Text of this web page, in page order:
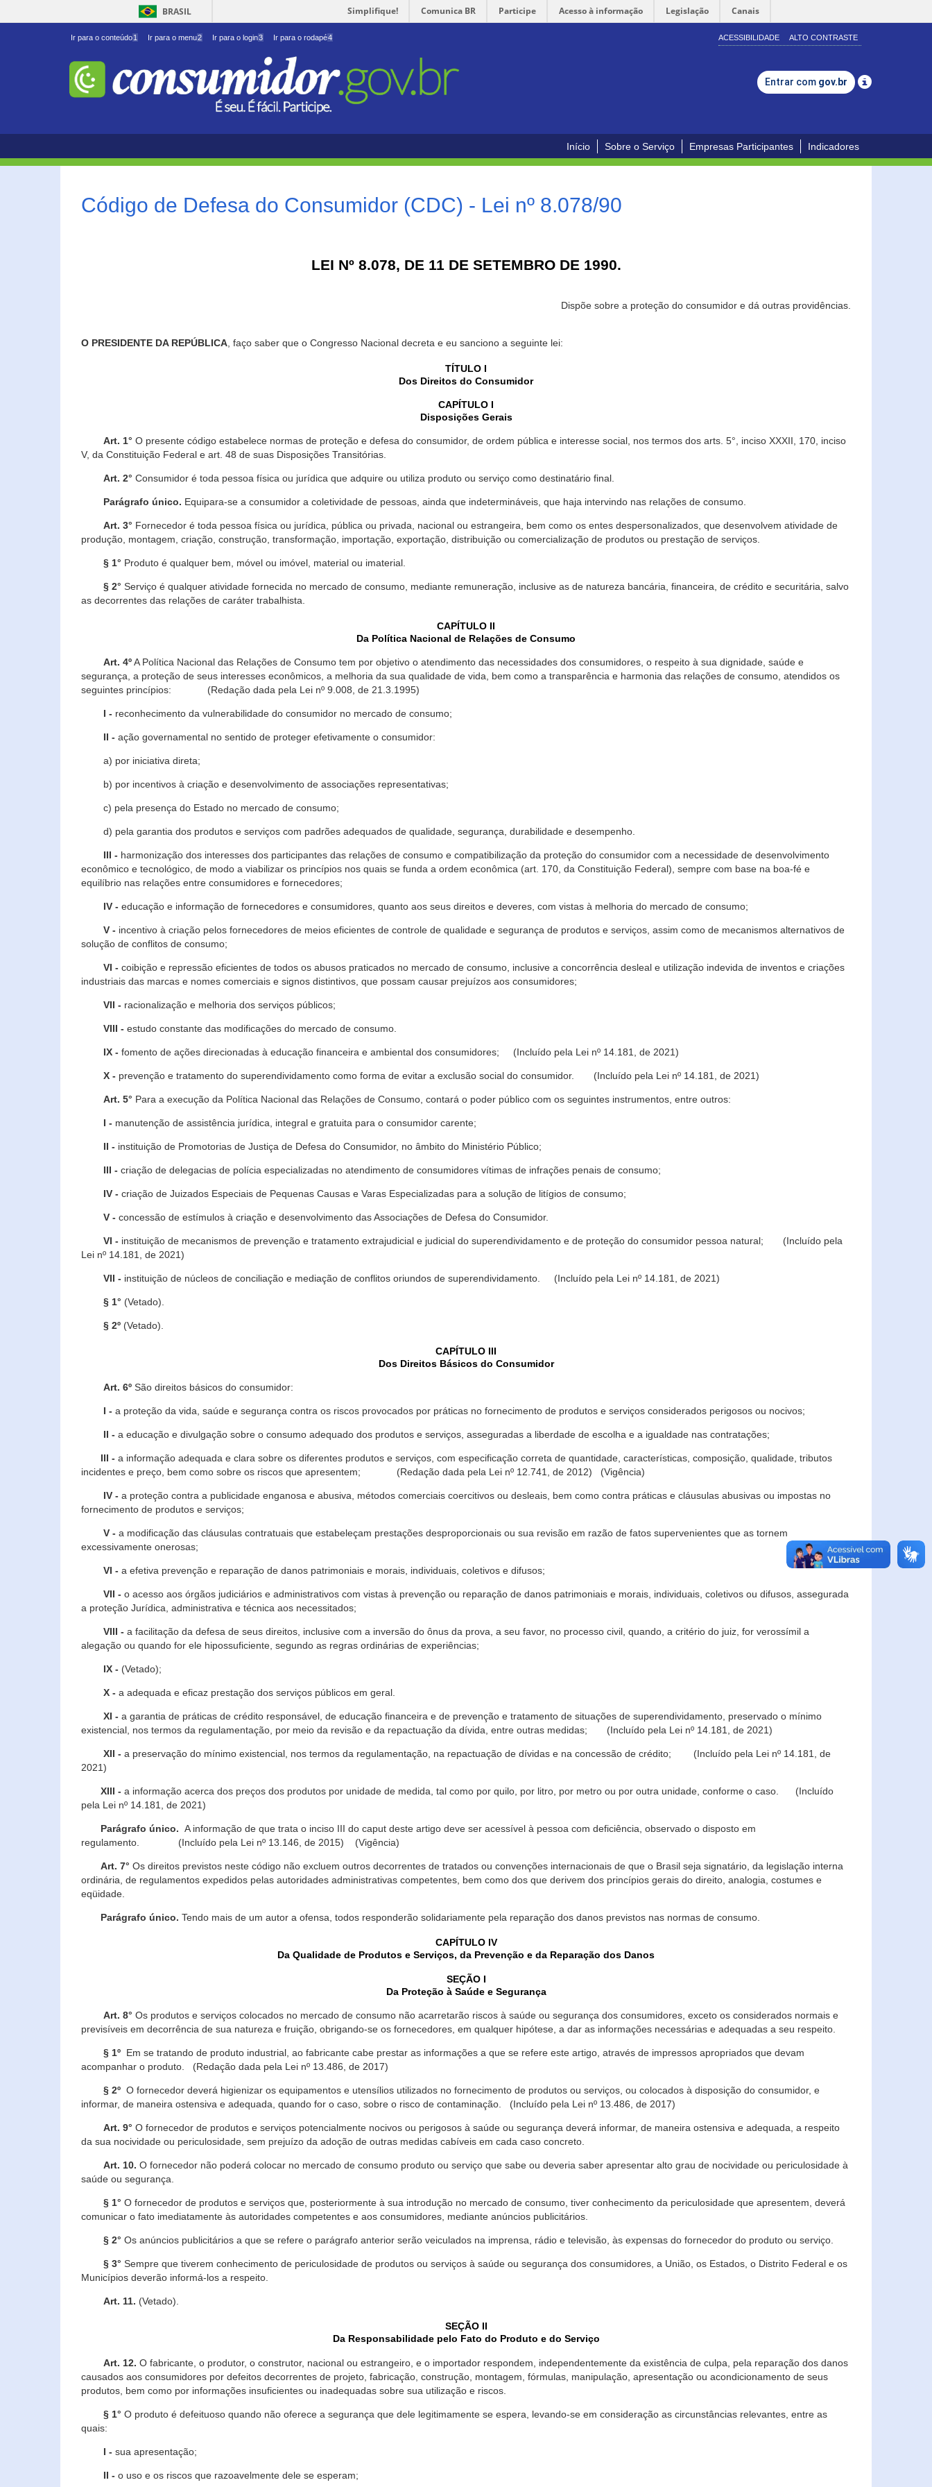
BRASIL Simplifique! Comunica BR Participe Acesso à informação Legislação Canais
Ir para o conteúdo1 Ir para o menu2 Ir para o login3 Ir para o rodapé4 ACESSIBILIDADE ALTO CONTRASTE
Entrar com gov.br
Início Sobre o Serviço Empresas Participantes Indicadores
Código de Defesa do Consumidor (CDC) - Lei nº 8.078/90
LEI Nº 8.078, DE 11 DE SETEMBRO DE 1990.
Dispõe sobre a proteção do consumidor e dá outras providências.
O PRESIDENTE DA REPÚBLICA, faço saber que o Congresso Nacional decreta e eu sanciono a seguinte lei:
TÍTULO I
Dos Direitos do Consumidor
CAPÍTULO I
Disposições Gerais
Art. 1° O presente código estabelece normas de proteção e defesa do consumidor, de ordem pública e interesse social, nos termos dos arts. 5°, inciso XXXII, 170, inciso
V, da Constituição Federal e art. 48 de suas Disposições Transitórias.
Art. 2° Consumidor é toda pessoa física ou jurídica que adquire ou utiliza produto ou serviço como destinatário final.
Parágrafo único. Equipara-se a consumidor a coletividade de pessoas, ainda que indetermináveis, que haja intervindo nas relações de consumo.
Art. 3° Fornecedor é toda pessoa física ou jurídica, pública ou privada, nacional ou estrangeira, bem como os entes despersonalizados, que desenvolvem atividade de
produção, montagem, criação, construção, transformação, importação, exportação, distribuição ou comercialização de produtos ou prestação de serviços.
§ 1° Produto é qualquer bem, móvel ou imóvel, material ou imaterial.
§ 2° Serviço é qualquer atividade fornecida no mercado de consumo, mediante remuneração, inclusive as de natureza bancária, financeira, de crédito e securitária, salvo
as decorrentes das relações de caráter trabalhista.
CAPÍTULO II
Da Política Nacional de Relações de Consumo
Art. 4ºA Política Nacional das Relações de Consumo tem por objetivo o atendimento das necessidades dos consumidores, o respeito à sua dignidade, saúde e
segurança, a proteção de seus interesses econômicos, a melhoria da sua qualidade de vida, bem como a transparência e harmonia das relações de consumo, atendidos os
seguintes princípios: (Redação dada pela Lei nº 9.008, de 21.3.1995)
I - reconhecimento da vulnerabilidade do consumidor no mercado de consumo;
II - ação governamental no sentido de proteger efetivamente o consumidor:
a) por iniciativa direta;
b) por incentivos à criação e desenvolvimento de associações representativas;
c) pela presença do Estado no mercado de consumo;
d) pela garantia dos produtos e serviços com padrões adequados de qualidade, segurança, durabilidade e desempenho.
III - harmonização dos interesses dos participantes das relações de consumo e compatibilização da proteção do consumidor com a necessidade de desenvolvimento
econômico e tecnológico, de modo a viabilizar os princípios nos quais se funda a ordem econômica (art. 170, da Constituição Federal), sempre com base na boa-fé e
equilíbrio nas relações entre consumidores e fornecedores;
IV - educação e informação de fornecedores e consumidores, quanto aos seus direitos e deveres, com vistas à melhoria do mercado de consumo;
V - incentivo à criação pelos fornecedores de meios eficientes de controle de qualidade e segurança de produtos e serviços, assim como de mecanismos alternativos de
solução de conflitos de consumo;
VI - coibição e repressão eficientes de todos os abusos praticados no mercado de consumo, inclusive a concorrência desleal e utilização indevida de inventos e criações
industriais das marcas e nomes comerciais e signos distintivos, que possam causar prejuízos aos consumidores;
VII - racionalização e melhoria dos serviços públicos;
VIII - estudo constante das modificações do mercado de consumo.
IX - fomento de ações direcionadas à educação financeira e ambiental dos consumidores; (Incluído pela Lei nº 14.181, de 2021)
X - prevenção e tratamento do superendividamento como forma de evitar a exclusão social do consumidor. (Incluído pela Lei nº 14.181, de 2021)
Art. 5° Para a execução da Política Nacional das Relações de Consumo, contará o poder público com os seguintes instrumentos, entre outros:
I - manutenção de assistência jurídica, integral e gratuita para o consumidor carente;
II - instituição de Promotorias de Justiça de Defesa do Consumidor, no âmbito do Ministério Público;
III - criação de delegacias de polícia especializadas no atendimento de consumidores vítimas de infrações penais de consumo;
IV - criação de Juizados Especiais de Pequenas Causas e Varas Especializadas para a solução de litígios de consumo;
V - concessão de estímulos à criação e desenvolvimento das Associações de Defesa do Consumidor.
VI - instituição de mecanismos de prevenção e tratamento extrajudicial e judicial do superendividamento e de proteção do consumidor pessoa natural; (Incluído pela
Lei nº 14.181, de 2021)
VII - instituição de núcleos de conciliação e mediação de conflitos oriundos de superendividamento. (Incluído pela Lei nº 14.181, de 2021)
§ 1° (Vetado).
§ 2º (Vetado).
CAPÍTULO III
Dos Direitos Básicos do Consumidor
Art. 6º São direitos básicos do consumidor:
I - a proteção da vida, saúde e segurança contra os riscos provocados por práticas no fornecimento de produtos e serviços considerados perigosos ou nocivos;
II - a educação e divulgação sobre o consumo adequado dos produtos e serviços, asseguradas a liberdade de escolha e a igualdade nas contratações;
III - a informação adequada e clara sobre os diferentes produtos e serviços, com especificação correta de quantidade, características, composição, qualidade, tributos
incidentes e preço, bem como sobre os riscos que apresentem; (Redação dada pela Lei nº 12.741, de 2012) (Vigência)
IV - a proteção contra a publicidade enganosa e abusiva, métodos comerciais coercitivos ou desleais, bem como contra práticas e cláusulas abusivas ou impostas no
fornecimento de produtos e serviços;
V - a modificação das cláusulas contratuais que estabeleçam prestações desproporcionais ou sua revisão em razão de fatos supervenientes que as tornem
excessivamente onerosas;
VI - a efetiva prevenção e reparação de danos patrimoniais e morais, individuais, coletivos e difusos;
VII - o acesso aos órgãos judiciários e administrativos com vistas à prevenção ou reparação de danos patrimoniais e morais, individuais, coletivos ou difusos, assegurada
a proteção Jurídica, administrativa e técnica aos necessitados;
VIII - a facilitação da defesa de seus direitos, inclusive com a inversão do ônus da prova, a seu favor, no processo civil, quando, a critério do juiz, for verossímil a
alegação ou quando for ele hipossuficiente, segundo as regras ordinárias de experiências;
IX - (Vetado);
X - a adequada e eficaz prestação dos serviços públicos em geral.
XI - a garantia de práticas de crédito responsável, de educação financeira e de prevenção e tratamento de situações de superendividamento, preservado o mínimo
existencial, nos termos da regulamentação, por meio da revisão e da repactuação da dívida, entre outras medidas; (Incluído pela Lei nº 14.181, de 2021)
XII - a preservação do mínimo existencial, nos termos da regulamentação, na repactuação de dívidas e na concessão de crédito; (Incluído pela Lei nº 14.181, de
2021)
XIII - a informação acerca dos preços dos produtos por unidade de medida, tal como por quilo, por litro, por metro ou por outra unidade, conforme o caso. (Incluído
pela Lei nº 14.181, de 2021)
Parágrafo único. A informação de que trata o inciso III do caput deste artigo deve ser acessível à pessoa com deficiência, observado o disposto em
regulamento. (Incluído pela Lei nº 13.146, de 2015) (Vigência)
Art. 7° Os direitos previstos neste código não excluem outros decorrentes de tratados ou convenções internacionais de que o Brasil seja signatário, da legislação interna
ordinária, de regulamentos expedidos pelas autoridades administrativas competentes, bem como dos que derivem dos princípios gerais do direito, analogia, costumes e
eqüidade.
Parágrafo único. Tendo mais de um autor a ofensa, todos responderão solidariamente pela reparação dos danos previstos nas normas de consumo.
CAPÍTULO IV
Da Qualidade de Produtos e Serviços, da Prevenção e da Reparação dos Danos
SEÇÃO I
Da Proteção à Saúde e Segurança
Art. 8° Os produtos e serviços colocados no mercado de consumo não acarretarão riscos à saúde ou segurança dos consumidores, exceto os considerados normais e
previsíveis em decorrência de sua natureza e fruição, obrigando-se os fornecedores, em qualquer hipótese, a dar as informações necessárias e adequadas a seu respeito.
§ 1º Em se tratando de produto industrial, ao fabricante cabe prestar as informações a que se refere este artigo, através de impressos apropriados que devam
acompanhar o produto. (Redação dada pela Lei nº 13.486, de 2017)
§ 2º O fornecedor deverá higienizar os equipamentos e utensílios utilizados no fornecimento de produtos ou serviços, ou colocados à disposição do consumidor, e
informar, de maneira ostensiva e adequada, quando for o caso, sobre o risco de contaminação. (Incluído pela Lei nº 13.486, de 2017)
Art. 9° O fornecedor de produtos e serviços potencialmente nocivos ou perigosos à saúde ou segurança deverá informar, de maneira ostensiva e adequada, a respeito
da sua nocividade ou periculosidade, sem prejuízo da adoção de outras medidas cabíveis em cada caso concreto.
Art. 10. O fornecedor não poderá colocar no mercado de consumo produto ou serviço que sabe ou deveria saber apresentar alto grau de nocividade ou periculosidade à
saúde ou segurança.
§ 1° O fornecedor de produtos e serviços que, posteriormente à sua introdução no mercado de consumo, tiver conhecimento da periculosidade que apresentem, deverá
comunicar o fato imediatamente às autoridades competentes e aos consumidores, mediante anúncios publicitários.
§ 2° Os anúncios publicitários a que se refere o parágrafo anterior serão veiculados na imprensa, rádio e televisão, às expensas do fornecedor do produto ou serviço.
§ 3° Sempre que tiverem conhecimento de periculosidade de produtos ou serviços à saúde ou segurança dos consumidores, a União, os Estados, o Distrito Federal e os
Municípios deverão informá-los a respeito.
Art. 11. (Vetado).
SEÇÃO II
Da Responsabilidade pelo Fato do Produto e do Serviço
Art. 12. O fabricante, o produtor, o construtor, nacional ou estrangeiro, e o importador respondem, independentemente da existência de culpa, pela reparação dos danos
causados aos consumidores por defeitos decorrentes de projeto, fabricação, construção, montagem, fórmulas, manipulação, apresentação ou acondicionamento de seus
produtos, bem como por informações insuficientes ou inadequadas sobre sua utilização e riscos.
§ 1° O produto é defeituoso quando não oferece a segurança que dele legitimamente se espera, levando-se em consideração as circunstâncias relevantes, entre as
quais:
I - sua apresentação;
II - o uso e os riscos que razoavelmente dele se esperam;